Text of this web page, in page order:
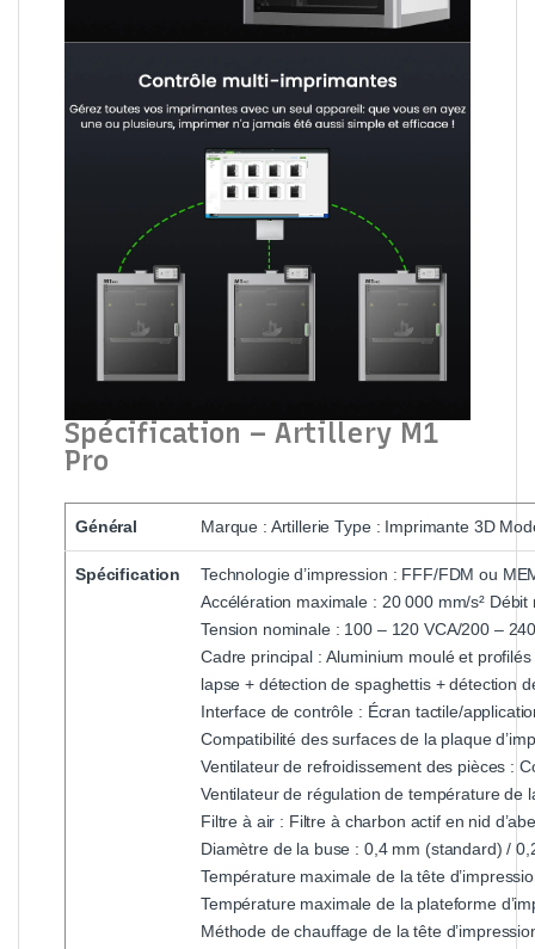
Spécification – Artillery M1
Pro
Général Marque : Artillerie Type : Imprimante 3D
Spécification
Technologie d’impression : FFF/FDM ou
Accélération maximale : 20 000 mm/s² Débit
Tension nominale : 100 – 120 VCA/200 –
Cadre principal : Aluminium moulé et
lapse + détection de spaghettis + détection
Interface de contrôle : Écran tactile/
Compatibilité des surfaces de la plaque
Ventilateur de refroidissement des pièces :
Ventilateur de régulation de température de
Filtre à air : Filtre à charbon actif en nid
Diamètre de la buse : 0,4 mm (standard) /
Température maximale de la tête
Température maximale de la plateforme
Méthode de chauffage de la tête